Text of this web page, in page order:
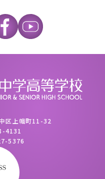
区上幟町11-32
4131
5376